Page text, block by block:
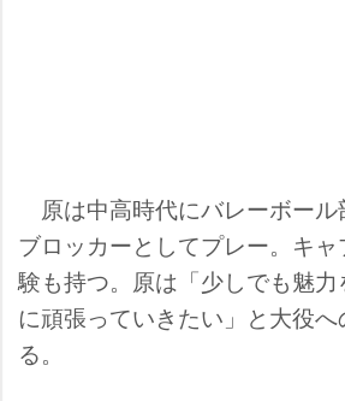
原は中高時代にバレーボー
ブロッカーとしてプレー。キ
験も持つ。原は「少しでも魅力
に頑張っていきたい」と大役
る。